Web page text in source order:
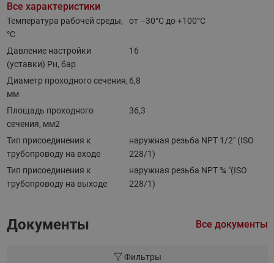
Все характеристики
Температура рабочей среды,
°С
от –30°С до +100°С
Давление настройки
(уставки) Pн, бар
16
Диаметр проходного сечения,
мм
6,8
Площадь проходного
сечения, мм2
36,3
Тип присоединения к
трубопроводу на входе
наружная резьба NPT 1/2" (ISO
228/1)
Тип присоединения к
трубопроводу на выходе
наружная резьба NPT ¾ "(ISO
228/1)
Документы Все документы
Фильтры